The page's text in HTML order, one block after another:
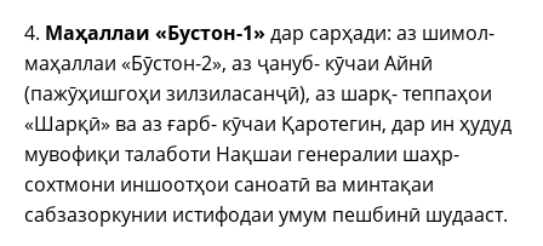
4. Маҳаллаи «Бустон-1» дар сарҳади: аз шимол-
маҳаллаи «Бӯстон-2», аз ҷануб- кӯчаи Айнӣ
(пажӯҳишгоҳи зилзиласанҷӣ), аз шарқ- теппаҳои
«Шарқӣ» ва аз ғарб- кӯчаи Қаротегин, дар ин ҳудуд
мувофиқи талаботи Нақшаи генералии шаҳр-
сохтмони иншоотҳои саноатӣ ва минтақаи
сабзазоркунии истифодаи умум пешбинӣ шудааст.